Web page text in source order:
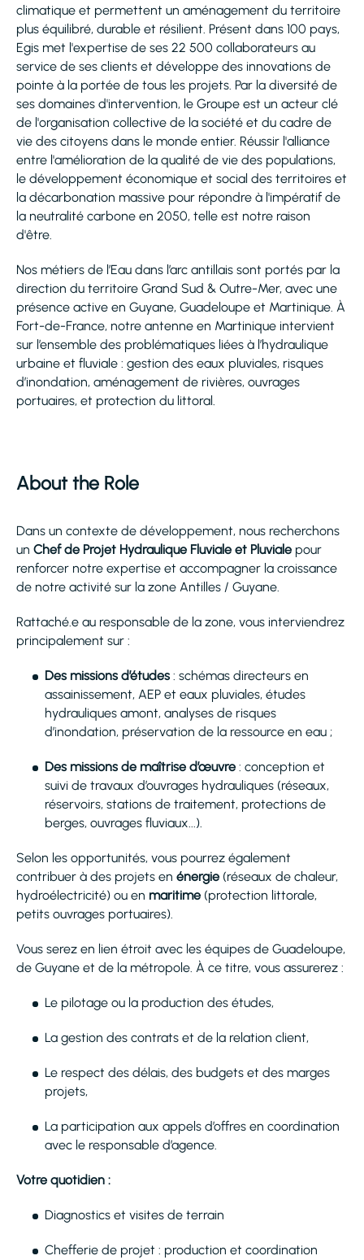
climatique et permettent un aménagement du territoire
plus équilibré, durable et résilient. Présent dans 100 pays,
Egis met l'expertise de ses 22 500 collaborateurs au
service de ses clients et développe des innovations de
pointe à la portée de tous les projets. Par la diversité de
ses domaines d'intervention, le Groupe est un acteur clé
de l'organisation collective de la société et du cadre de
vie des citoyens dans le monde entier. Réussir l'alliance
entre l'amélioration de la qualité de vie des populations,
le développement économique et social des territoires et
la décarbonation massive pour répondre à l'impératif de
la neutralité carbone en 2050, telle est notre raison
d'être.
Nos métiers de l’Eau dans l’arc antillais sont portés par la
direction du territoire Grand Sud & Outre-Mer, avec une
présence active en Guyane, Guadeloupe et Martinique. À
Fort-de-France, notre antenne en Martinique intervient
sur l’ensemble des problématiques liées à l’hydraulique
urbaine et fluviale : gestion des eaux pluviales, risques
d’inondation, aménagement de rivières, ouvrages
portuaires, et protection du littoral.
About the Role
Dans un contexte de développement, nous recherchons
un Chef de Projet Hydraulique Fluviale et Pluviale pour
renforcer notre expertise et accompagner la croissance
de notre activité sur la zone Antilles / Guyane.
Rattaché.e au responsable de la zone, vous interviendrez
principalement sur :
Des missions d’études : schémas directeurs en
assainissement, AEP et eaux pluviales, études
hydrauliques amont, analyses de risques
d’inondation, préservation de la ressource en eau ;
Des missions de maîtrise d’œuvre : conception et
suivi de travaux d’ouvrages hydrauliques (réseaux,
réservoirs, stations de traitement, protections de
berges, ouvrages fluviaux...).
Selon les opportunités, vous pourrez également
contribuer à des projets en énergie (réseaux de chaleur,
hydroélectricité) ou en maritime (protection littorale,
petits ouvrages portuaires).
Vous serez en lien étroit avec les équipes de Guadeloupe,
de Guyane et de la métropole. À ce titre, vous assurerez :
Le pilotage ou la production des études,
La gestion des contrats et de la relation client,
Le respect des délais, des budgets et des marges
projets,
La participation aux appels d’offres en coordination
avec le responsable d’agence.
Votre quotidien :
Diagnostics et visites de terrain
Chefferie de projet : production et coordination